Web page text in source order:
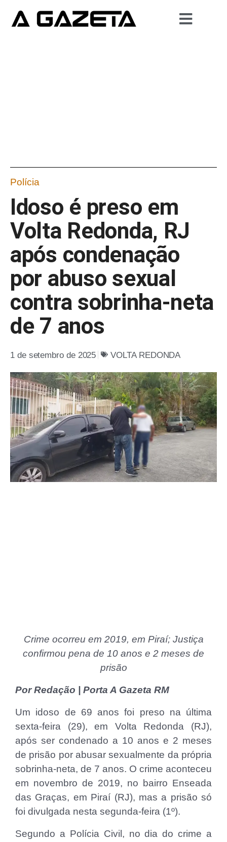
Polícia
Idoso é preso em
Volta Redonda, RJ
após condenação
por abuso sexual
contra sobrinha-neta
de 7 anos
1 de setembro de 2025 VOLTA REDONDA
Crime ocorreu em 2019, em Piraí; Justiça
confirmou pena de 10 anos e 2 meses de
prisão
Por Redação | Porta A Gazeta RM
Um idoso de 69 anos foi preso na última
sexta-feira (29), em Volta Redonda (RJ),
após ser condenado a 10 anos e 2 meses
de prisão por abusar sexualmente da própria
sobrinha-neta, de 7 anos. O crime aconteceu
em novembro de 2019, no bairro Enseada
das Graças, em Piraí (RJ), mas a prisão só
foi divulgada nesta segunda-feira (1º).
Segundo a Polícia Civil, no dia do crime a